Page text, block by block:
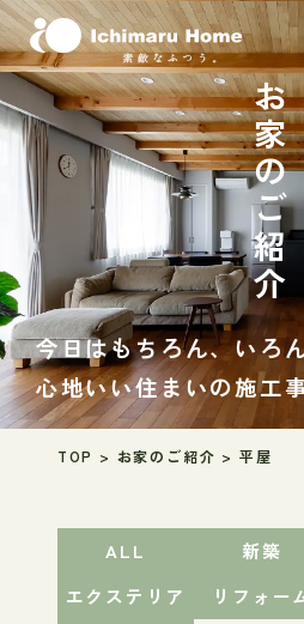
お家のご紹介
今日はもちろん、いろ
心地いい住まいの施工
TOP > お家のご紹介 > 平屋
ALL 新築
エクステリア
リフォー